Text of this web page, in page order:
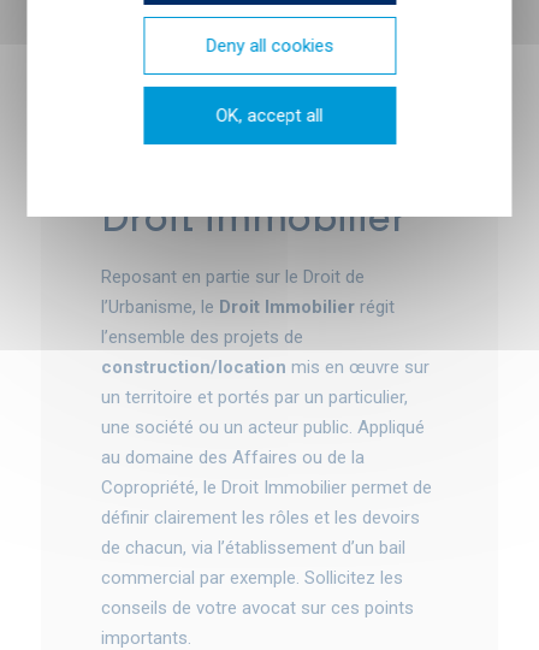
un client.
droit immobilier
Reposant en partie sur le Droit de
l’Urbanisme, le Droit Immobilier régit
l’ensemble des projets de
construction/location mis en œuvre sur
un territoire et portés par un particulier,
une société ou un acteur public. Appliqué
au domaine des Affaires ou de la
Copropriété, le Droit Immobilier permet de
définir clairement les rôles et les devoirs
de chacun, via l’établissement d’un bail
commercial par exemple. Sollicitez les
conseils de votre avocat sur ces points
importants.
OK, accept all
Deny all cookies